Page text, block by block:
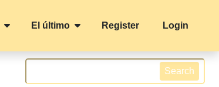
El último Register Login
Search